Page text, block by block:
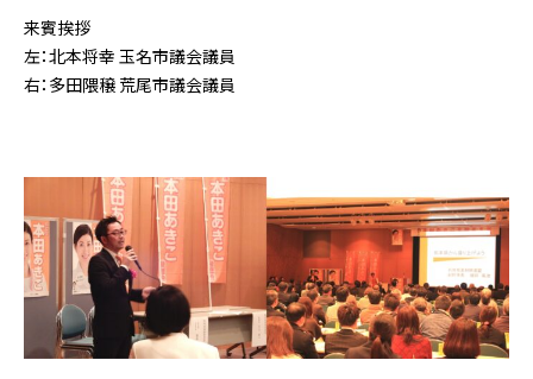
来賓挨拶
左：北本将幸 玉名市議会議員
右：多田隈穣 荒尾市議会議員